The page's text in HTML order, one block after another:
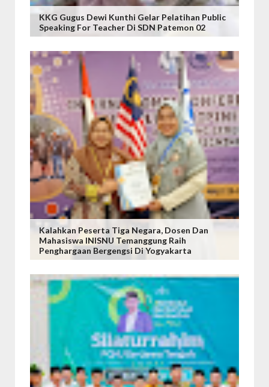
KKG Gugus Dewi Kunthi Gelar Pelatihan Public
Speaking For Teacher Di SDN Patemon 02
Kalahkan Peserta Tiga Negara, Dosen Dan
Mahasiswa INISNU Temanggung Raih
Penghargaan Bergengsi Di Yogyakarta